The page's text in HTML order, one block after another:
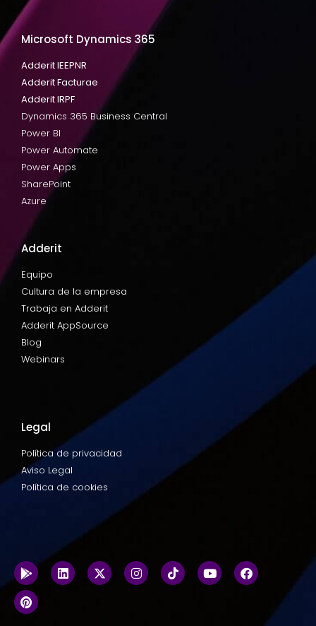
Microsoft Dynamics 365
Adderit IEEPNR
Adderit Facturae
Adderit IRPF
Dynamics 365 Business Central
Power BI
Power Automate
Power Apps
SharePoint
Azure
Adderit
Equipo
Cultura de la empresa
Trabaja en Adderit
Adderit AppSource
Blog
Webinars
Legal
Política de privacidad
Aviso Legal
Política de cookies